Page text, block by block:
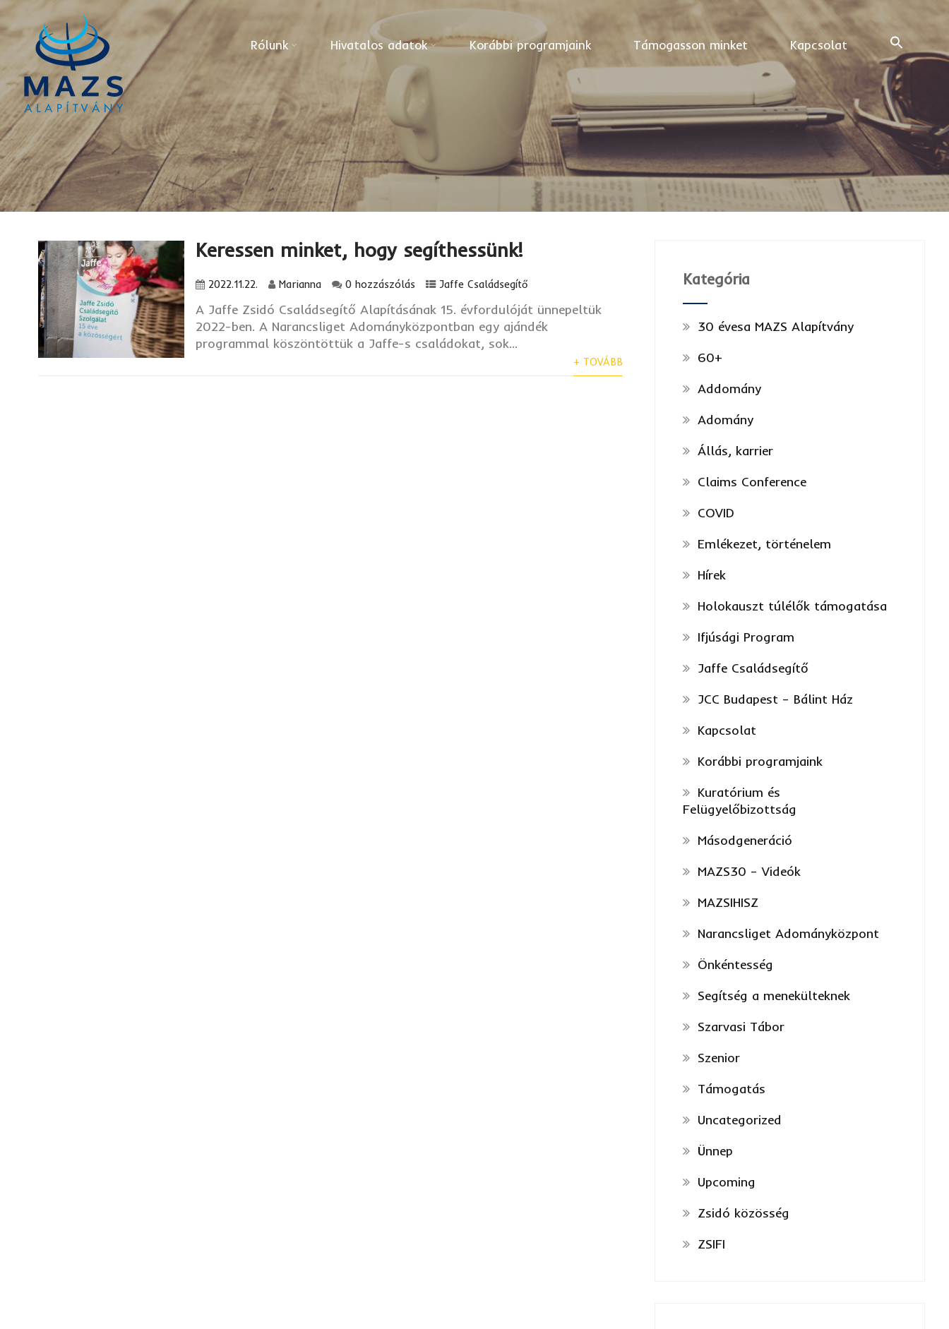
Rólunk Hivatalos adatok Korábbi programjaink Támogasson minket Kapcsolat
Keressen minket, hogy segíthessünk!
2022.11.22. Marianna 0 hozzászólás Jaffe Családsegítő
A Jaffe Zsidó Családsegítő Alapításának 15. évfordulóját ünnepeltük
2022-ben. A Narancsliget Adományközpontban egy ajándék
programmal köszöntöttük a Jaffe-s családokat, sok...
+ TOVÁBB
Kategória
30 évesa MAZS Alapítvány
60+
Addomány
Adomány
Állás, karrier
Claims Conference
COVID
Emlékezet, történelem
Hírek
Holokauszt túlélők támogatása
Ifjúsági Program
Jaffe Családsegítő
JCC Budapest – Bálint Ház
Kapcsolat
Korábbi programjaink
Kuratórium és
Felügyelőbizottság
Másodgeneráció
MAZS30 – Videók
MAZSIHISZ
Narancsliget Adományközpont
Önkéntesség
Segítség a menekülteknek
Szarvasi Tábor
Szenior
Támogatás
Uncategorized
Ünnep
Upcoming
Zsidó közösség
ZSIFI